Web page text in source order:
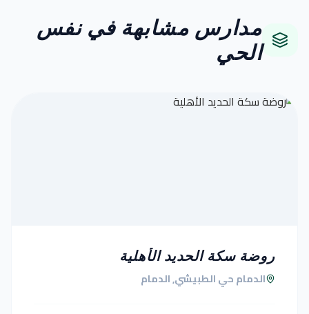
مدارس مشابهة في نفس
الحي
روضة سكة الحديد الأهلية
الدمام حي الطبيشي, الدمام